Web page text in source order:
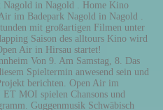
Nagold in Nagold . Home Kino
im Badepark Nagold in Nagold .
mit großartigen Filmen unter
Saison des alltours Kino wird
Air in Hirsau startet!
Von 9. Am Samstag, 8. Das
Spieltermin anwesend sein und
berichten. Open Air im
MOI spielen Chansons und
Guggenmusik Schwäbisch